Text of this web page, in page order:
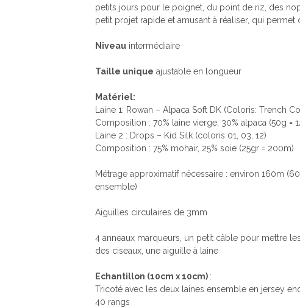
petits jours pour le poignet, du point de riz, des
petit projet rapide et amusant à réaliser, qui permet
Niveauintermédiaire
Taille unique ajustable en longueur
Matériel:
Laine 1: Rowan – Alpaca Soft DK (Coloris: Trench
Composition : 70% laine vierge, 30% alpaca (50g =
Laine 2 : Drops – Kid Silk (coloris 01, 03, 12)
Composition : 75% mohair, 25% soie (25gr = 200m)
Métrage approximatif nécessaire : environ 160m
ensemble)
Aiguilles circulaires de 3mm
4 anneaux marqueurs, un petit câble pour mettre
des ciseaux, une aiguille à laine
Echantillon (10cm x 10cm) :
Tricoté avec les deux laines ensemble en jersey
40 rangs